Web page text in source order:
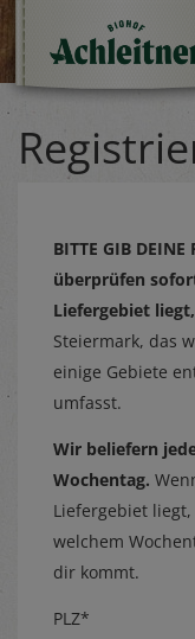
BITTE GIB DEINE
überprüfen
Liefergebiet liegt,
Steiermark, das
einige Gebiete
umfasst.
Wir beliefern
Wochentag.
Liefergebiet
welchem
dir kommt.
PLZ*